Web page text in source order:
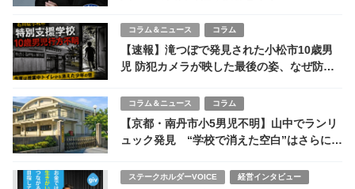
コラム＆ニュース コラム
【速報】滝つぼで発見された小松市10歳男
児 防犯カメラが映した最後の姿、なぜ防げ
コラム＆ニュース コラム
【京都・南丹市小5男児不明】山中でランリ
ュック発見 “学校で消えた空白”はさらに重
ステークホルダーVOICE 経営インタビュー